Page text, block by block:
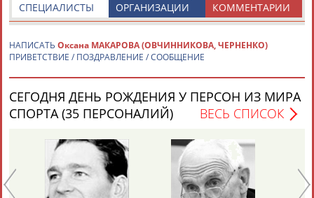
АБДУЛАЕВ
АБДУЛАЕВ
АБДУЛАЗИЗОВАБДУЛБЕКОВ
Камалудин
АБДУЛДАУДОВ
Абдула
АБДУЛЖАЛИЛОВ
Магомед
АБДУЛКАГИРОВ
Назир
АБДУЛЛАЕВ
24 персон из 13181
ЕЩЁ ПЕРСОНЫ
КОММЕНТАРИИ
ОРГАНИЗАЦИИ
СПЕЦИАЛИСТЫ
НАПИСАТЬ Оксана МАКАРОВА (ОВЧИННИКОВА, ЧЕРНЕНКО)
ПРИВЕТСТВИЕ / ПОЗДРАВЛЕНИЕ / СООБЩЕНИЕ
СЕГОДНЯ ДЕНЬ РОЖДЕНИЯ У ПЕРСОН ИЗ МИРА
СПОРТА (35 ПЕРСОНАЛИЙ)
ВЕСЬ СПИСОК